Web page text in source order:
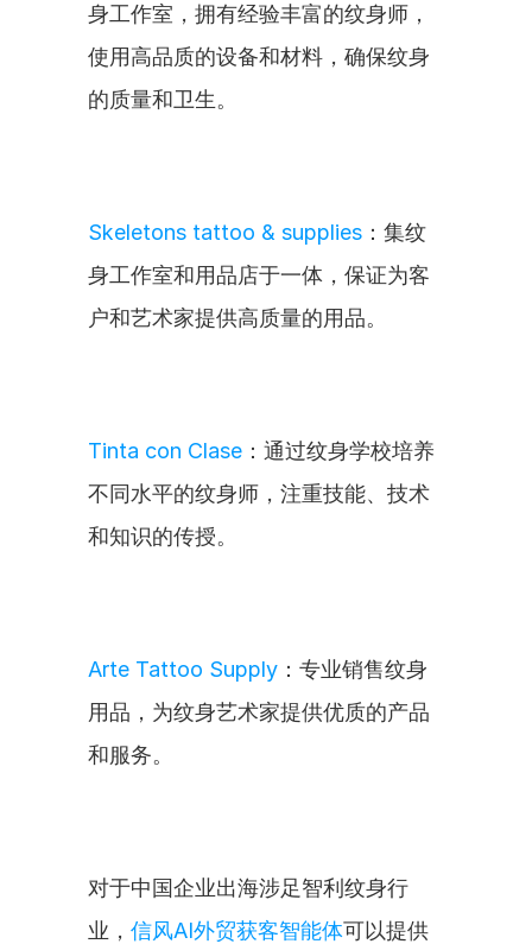
身工作室，拥有经验丰富的纹身师，
使用高品质的设备和材料，确保纹身
的质量和卫生。
Skeletons tattoo & supplies ：集纹
身工作室和用品店于一体，保证为客
户和艺术家提供高质量的用品。
Tinta con Clase ：通过纹身学校培养
不同水平的纹身师，注重技能、技术
和知识的传授。
Arte Tattoo Supply ：专业销售纹身
用品，为纹身艺术家提供优质的产品
和服务。
对于中国企业出海涉足智利纹身行
业， 信风AI外贸获客智能体可以提供